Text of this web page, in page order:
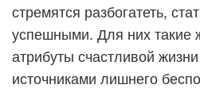
стремятся разбогатеть,
успешными. Для них такие
атрибуты счастливой
источниками лишнего